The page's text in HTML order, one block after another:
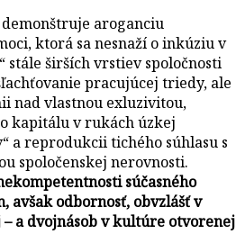
aroganciu
ktorá sa nesnaží o inkúziu v
stále širších vrstiev spoločnosti
pracujúcej triedy, ale
nad vlastnou exluzivitou,
kapitálu v rukách úzkej
a reprodukcii tichého súhlasu s
spoločenskej nerovnosti.
súčasného
avšak odbornosť, obvzlášť v
a dvojnásob v kultúre otvorenej